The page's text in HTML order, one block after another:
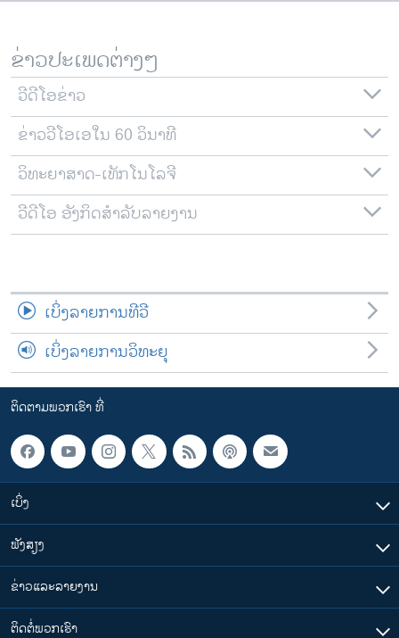
ພາສາຕ່າງໆ
ຂ່າວປະເພດຕ່າງໆ
ວີດີໂອຂ່າວ
ຂ່າວວີໂອເອໃນ 60 ວິນາທີ
ວິທະຍາສາດ-ເທັກໂນໂລຈີ
ວີດີໂອ ອັງກິດສຳລັບລາຍງານ
ເບິ່ງລາຍການທີວີ
ເບິ່ງລາຍການວິທະຍຸ
ຕິດຕາມພວກເຮົາ ທີ່
ເບິ່ງ
ຟັງສຽງ
ຂ່າວແລະລາຍງານ
ຕິດຕໍ່ພວກເຮົາ